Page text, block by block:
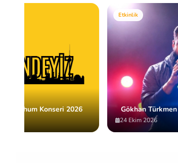
Bochum Konseri 2026
Etkinlik
Gökhan
24 Ekim 2026